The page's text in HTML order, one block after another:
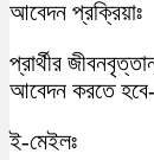
আবেদন প্রক্রিয়াঃ
প্রার্থীর
আবেদন করতে হবে-
ই-মেইলঃ